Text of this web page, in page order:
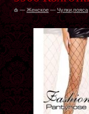
— Женское —Чулки,пояса